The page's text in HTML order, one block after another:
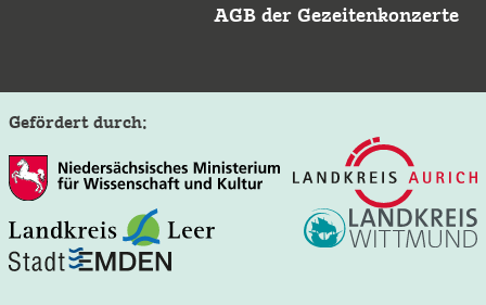
AGB der Gezeitenkonzerte
Gefördert durch:
Auf der Seite der Gezeitenkonzerte suchen: